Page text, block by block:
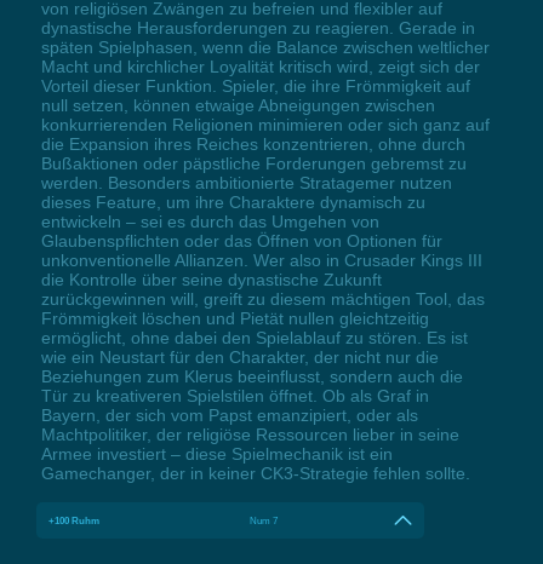
von religiösen Zwängen zu befreien und flexibler auf
dynastische Herausforderungen zu reagieren. Gerade in
späten Spielphasen, wenn die Balance zwischen weltlicher
Macht und kirchlicher Loyalität kritisch wird, zeigt sich der
Vorteil dieser Funktion. Spieler, die ihre Frömmigkeit auf
null setzen, können etwaige Abneigungen zwischen
konkurrierenden Religionen minimieren oder sich ganz auf
die Expansion ihres Reiches konzentrieren, ohne durch
Bußaktionen oder päpstliche Forderungen gebremst zu
werden. Besonders ambitionierte Stratagemer nutzen
dieses Feature, um ihre Charaktere dynamisch zu
entwickeln – sei es durch das Umgehen von
Glaubenspflichten oder das Öffnen von Optionen für
unkonventionelle Allianzen. Wer also in Crusader Kings III
die Kontrolle über seine dynastische Zukunft
zurückgewinnen will, greift zu diesem mächtigen Tool, das
Frömmigkeit löschen und Pietät nullen gleichtzeitig
ermöglicht, ohne dabei den Spielablauf zu stören. Es ist
wie ein Neustart für den Charakter, der nicht nur die
Beziehungen zum Klerus beeinflusst, sondern auch die
Tür zu kreativeren Spielstilen öffnet. Ob als Graf in
Bayern, der sich vom Papst emanzipiert, oder als
Machtpolitiker, der religiöse Ressourcen lieber in seine
Armee investiert – diese Spielmechanik ist ein
Gamechanger, der in keiner CK3-Strategie fehlen sollte.
+100 Ruhm Num 7